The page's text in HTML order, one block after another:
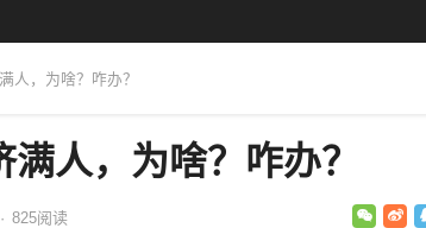
人，为啥？咋办？
人，为啥？咋办？
· 825阅读